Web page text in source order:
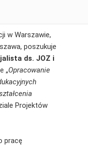
w Warszawie,
poszukuje
ds. JOZ i
„Opracowanie
Projektów
pracę